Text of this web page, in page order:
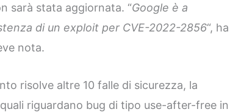
sarà stata aggiornata. “Google è a
di un exploit per CVE-2022-2856“, ha
nota.
risolve altre 10 falle di sicurezza, la
riguardano bug di tipo use-after-free in